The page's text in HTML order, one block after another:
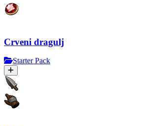
Crveni dragulj
Starter Pack